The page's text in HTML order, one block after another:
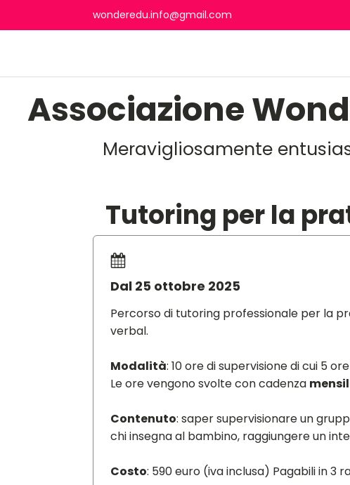
wonderedu.info@gmail.com
Associazione
Meravigliosamente
Tutoring per la
Dal 25 ottobre 2025
Percorso di tutoring professionale per la
verbal.
Modalità: 10 ore di supervisione di cui 5
Le ore vengono svolte con cadenza
Contenuto: saper supervisionare un
chi insegna al bambino, raggiungere un
Costo: 590 euro (iva inclusa) Pagabili in 3